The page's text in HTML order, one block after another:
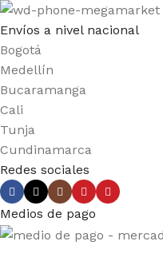
Envíos a nivel nacional
Bogotá
Medellín
Bucaramanga
Cali
Tunja
Cundinamarca
Redes sociales
Medios de pago